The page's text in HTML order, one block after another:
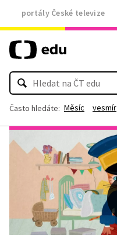
portály České televize
Často hledáte: Měsíc vesmír